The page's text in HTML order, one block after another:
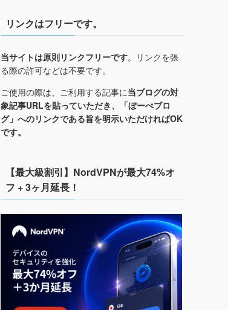
リンクはフリーです。
当サイトは原則リンクフリーです。リンクを張
る際の許可などは不要です。
ご使用の際は、ご利用する記事に当ブログの対
象記事URLを貼っていただき、「ぼーぺブロ
グ」へのリンクである旨を明示いただければOK
です。
【最大級割引】NordVPNが最大74%オ
フ + 3ヶ月延長！